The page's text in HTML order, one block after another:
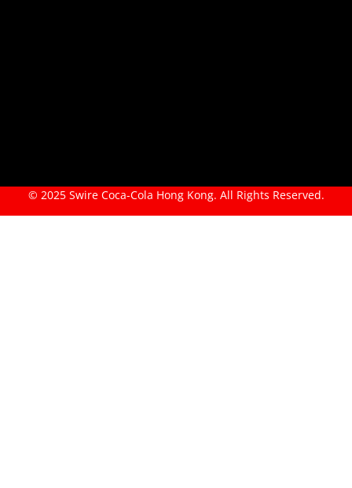
© 2025 Swire Coca-Cola Hong Kong. All Rights Reserved.